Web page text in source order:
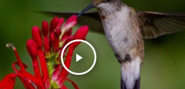
play_arrow